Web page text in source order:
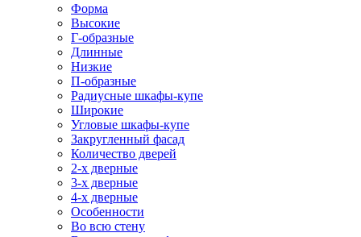
Форма
Высокие
Г-образные
Длинные
Низкие
П-образные
Радиусные шкафы-купе
Широкие
Угловые шкафы-купе
Закругленный фасад
Количество дверей
2-х дверные
3-х дверные
4-х дверные
Особенности
Во всю стену